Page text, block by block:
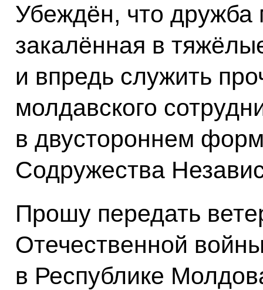
Убеждён, что
закалённая в
и впредь служить
молдавского
в двустороннем
Содружества
Прошу передать
Отечественной
в Республике